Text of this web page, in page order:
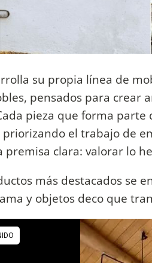
su propia línea de
pensados para crear
pieza que forma
priorizando el trabajo de
premisa clara: valorar lo
más destacados se
y objetos deco que